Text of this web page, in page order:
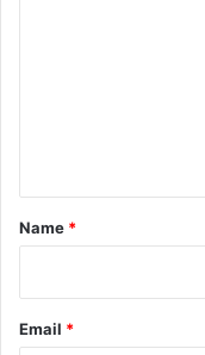
*
Name *
Email *